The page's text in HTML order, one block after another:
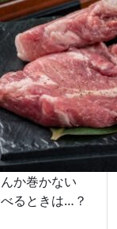
か巻かない
るときは…？